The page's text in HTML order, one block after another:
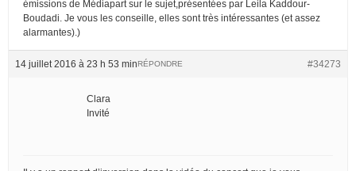
émissions de Médiapart sur le sujet,présentées par Leila Kaddour-
Boudadi. Je vous les conseille, elles sont très intéressantes (et assez
alarmantes).)
14 juillet 2016 à 23 h 53 min #34273
RÉPONDRE
Clara
Invité